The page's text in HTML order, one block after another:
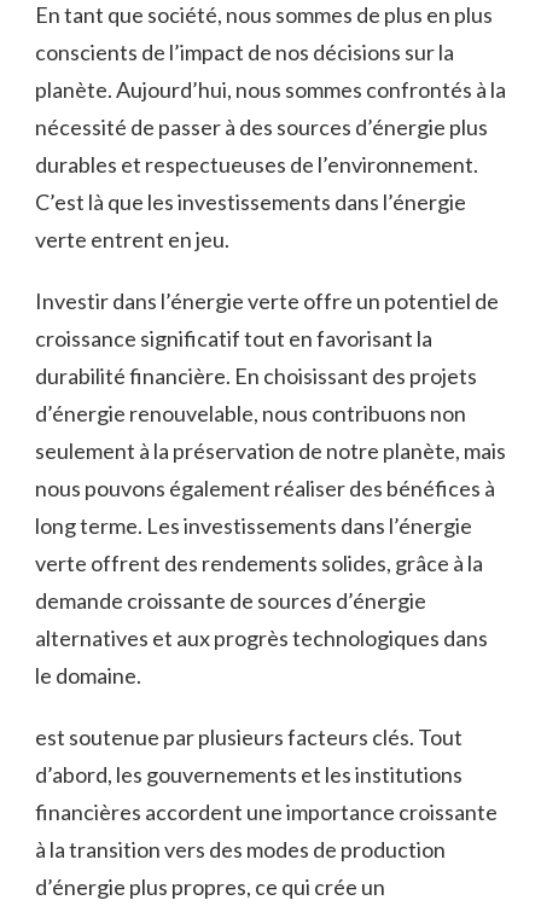
En tant que société, nous sommes de plus en ⁢plus
conscients de l’impact ⁢de nos décisions sur ⁤la
planète. Aujourd’hui, nous sommes confrontés à la
nécessité de passer à des sources d’énergie plus
durables et respectueuses de l’environnement.
C’est là⁢ que les ‍investissements dans ⁤l’énergie
verte entrent en jeu.
Investir dans⁣ l’énergie verte offre un potentiel de⁤
croissance significatif tout en‌ favorisant ⁢la
durabilité financière. En choisissant⁢ des⁢ projets
d’énergie renouvelable, nous contribuons non
seulement à la préservation de notre planète, mais
nous pouvons également réaliser des bénéfices à
long terme. Les ⁢investissements dans l’énergie
verte offrent⁤ des rendements solides, grâce à la‌
demande⁤ croissante de sources d’énergie
alternatives et aux progrès technologiques​ dans
le domaine.
est soutenue par plusieurs facteurs clés. ‌Tout
d’abord, les gouvernements et les ‍institutions
financières accordent une importance croissante⁣
à la transition vers des⁢ modes de production
d’énergie plus propres, ce qui crée un